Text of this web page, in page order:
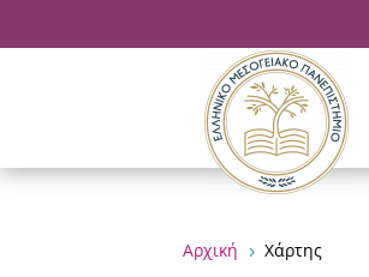
Αρχική 5 Χάρτης